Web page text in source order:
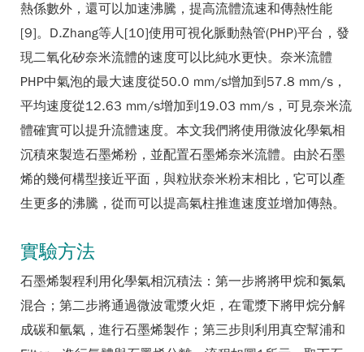
熱係數外，還可以加速沸騰，提高流體流速和傳熱性能
[9]。D.Zhang等人[10]使用可視化脈動熱管(PHP)平台，發
現二氧化矽奈米流體的速度可以比純水更快。奈米流體
PHP中氣泡的最大速度從50.0 mm/s增加到57.8 mm/s，
平均速度從12.63 mm/s增加到19.03 mm/s，可見奈米流
體確實可以提升流體速度。本文我們將使用微波化學氣相
沉積來製造石墨烯粉，並配置石墨烯奈米流體。由於石墨
烯的幾何構型接近平面，與粒狀奈米粉末相比，它可以產
生更多的沸騰，從而可以提高氣柱推進速度並增加傳熱。
實驗方法
石墨烯製程利用化學氣相沉積法：第一步將將甲烷和氮氣
混合；第二步將通過微波電漿火炬，在電漿下將甲烷分解
成碳和氫氣，進行石墨烯製作；第三步則利用真空幫浦和